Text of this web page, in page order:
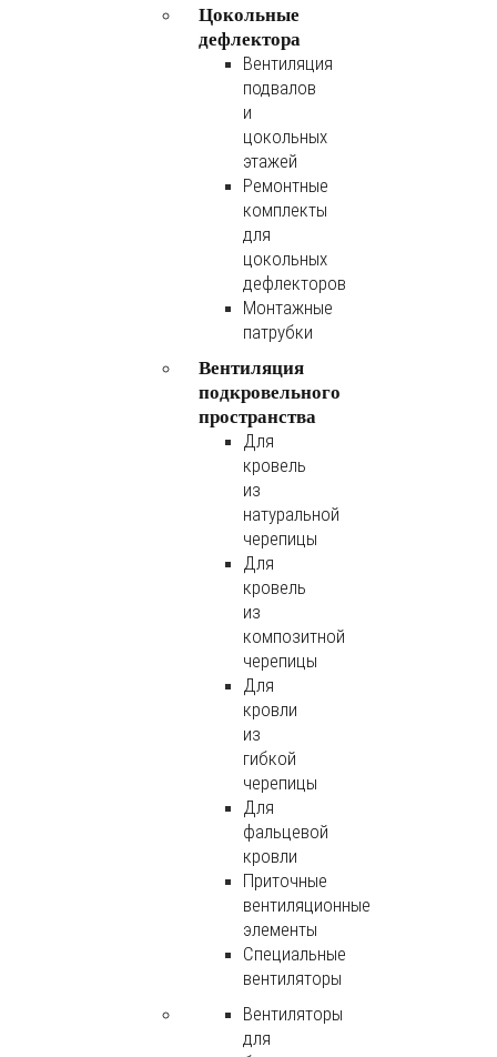
Цокольные
дефлектора
Вентиляция
подвалов
и
цокольных
этажей
Ремонтные
комплекты
для
цокольных
дефлекторов
Монтажные
патрубки
Вентиляция
подкровельного
пространства
Для
кровель
из
натуральной
черепицы
Для
кровель
из
композитной
черепицы
Для
кровли
из
гибкой
черепицы
Для
фальцевой
кровли
Приточные
вентиляционные
элементы
Специальные
вентиляторы
Вентиляторы
для